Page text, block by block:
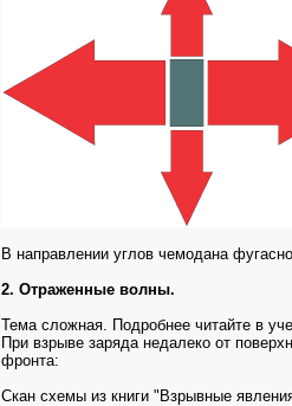
В направлении углов чемодана
2. Отраженные волны.
Тема сложная. Подробнее читайте в
При взрыве заряда недалеко от
фронта:
Скан схемы из книги "Взрывные